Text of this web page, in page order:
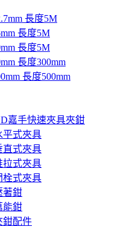
長度5M
長度5M
長度5M
長度300mm
長度500mm
嘉手快速夾具夾鉗
平式夾具
直式夾具
拉式夾具
栓式夾具
著鉗
能鉗
鉗配件